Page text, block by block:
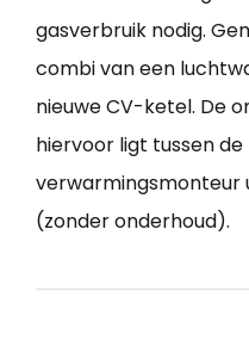
gasverbruik nodig.
combi van een
nieuwe CV-ketel. De
hiervoor ligt tussen
verwarmingsmonteur
(zonder onderhoud).